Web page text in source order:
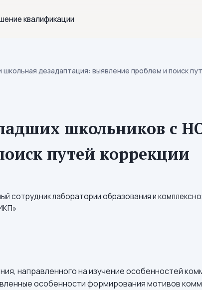
квалификации
дезадаптация: выявление проблем и поиск
школьников с
путей коррекции
сотрудник лаборатории образования и
направленного на изучение особенностей
особенности формирования мотивов